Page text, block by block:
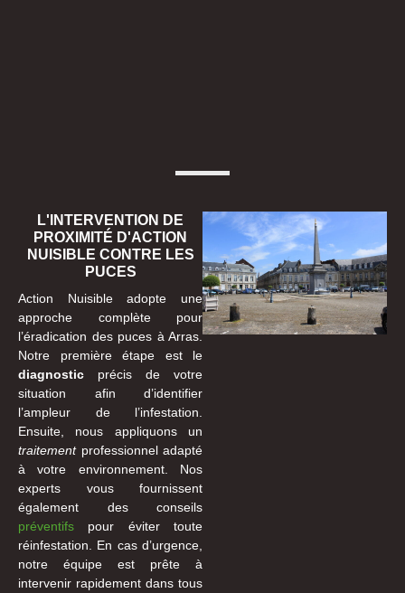
L'INTERVENTION DE
PROXIMITÉ D'ACTION
NUISIBLE CONTRE LES
PUCES
Action Nuisible adopte une
approche complète pour
l’éradication des puces à Arras.
Notre première étape est le
diagnostic précis de votre
situation afin d’identifier
l’ampleur de l’infestation.
Ensuite, nous appliquons un
traitementprofessionnel adapté
à votre environnement. Nos
experts vous fournissent
également des conseils
préventifs pour éviter toute
réinfestation. En cas d’urgence,
notre équipe est prête à
intervenir rapidement dans tous